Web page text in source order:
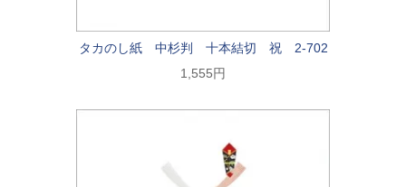
タカのし紙 中杉判 十本結切 祝 2-702
1,555円